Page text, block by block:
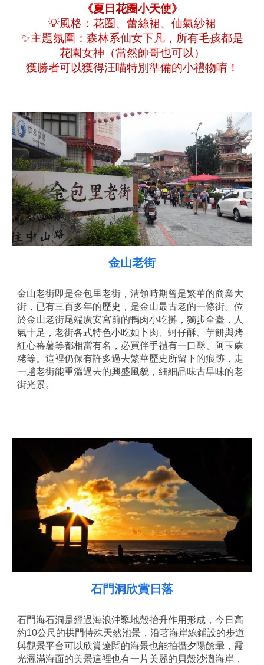
《夏日花圈小天使》
💡風格：花圈、蕾絲裙、仙氣紗裙
✨主題氛圍：森林系仙女下凡，所有毛孩都是
花園女神（當然帥哥也可以）
獲勝者可以獲得汪喵特別準備的小禮物唷！
金山老街
金山老街即是金包里老街，清領時期曾是繁華的商業大
街，已有三百多年的歷史，是金山最古老的一條街。位
於金山老街尾端廣安宮前的鴨肉小吃攤，獨步全臺，人
氣十足，老街各式特色小吃如卜肉、蚵仔酥、芋餅與烤
紅心蕃薯等都相當有名，必買伴手禮有一口酥、阿玉蔴
粩等。這裡仍保有許多過去繁華歷史所留下的痕跡，走
一趟老街能重溫過去的興盛風貌，細細品味古早味的老
街光景。
石門洞欣賞日落
石門海石洞是經過海浪沖鑿地殼抬升作用形成，今日高
約10公尺的拱門特殊天然池景，沿著海岸線鋪設的步道
與觀景平台可以欣賞遼闊的海景也能拍攝夕陽餘暈，霞
光灑滿海面的美景這裡也有一片美麗的貝殼沙灘海岸，